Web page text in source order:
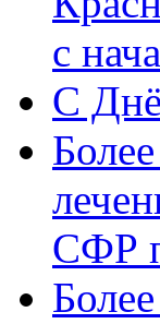
с
C
СФР